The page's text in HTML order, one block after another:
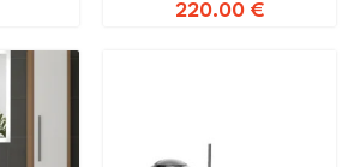
220.00 €